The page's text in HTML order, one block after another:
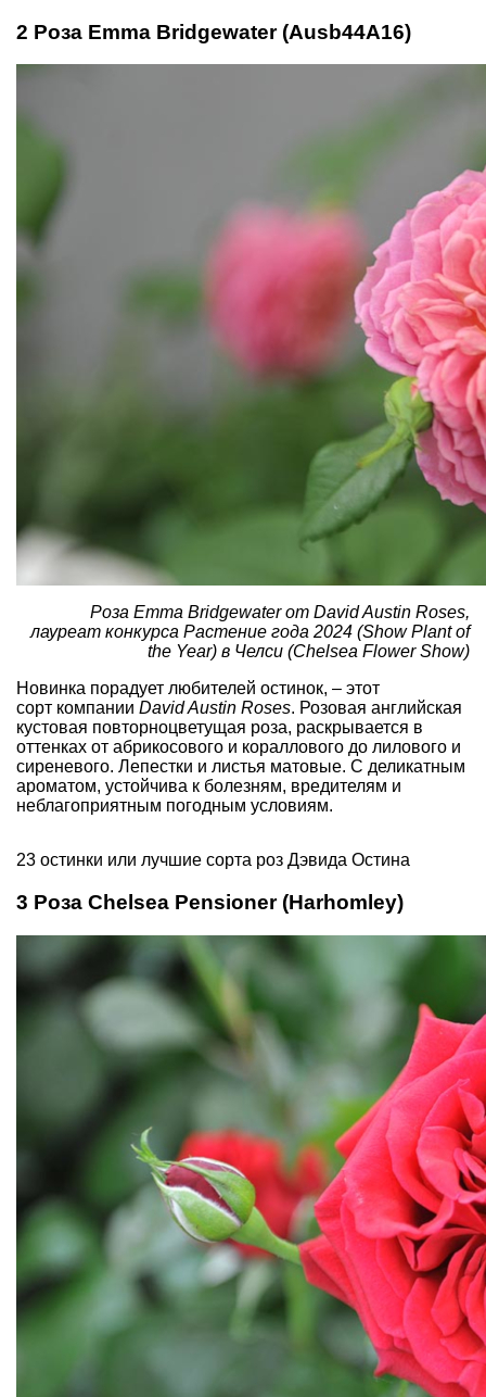
2 Роза Emma Bridgewater (Ausb44A16)
Роза Emma Bridgewater от David Austin Roses,
лауреат конкурса Растение года 2024 (Show Plant of
the Year) в Челси (Chelsea Flower Show)
Новинка порадует любителей остинок, – этот
сорт компании David Austin Roses. Розовая английская
кустовая повторноцветущая роза, раскрывается в
оттенках от абрикосового и кораллового до лилового и
сиреневого. Лепестки и листья матовые. С деликатным
ароматом, устойчива к болезням, вредителям и
неблагоприятным погодным условиям.
23 остинки или лучшие сорта роз Дэвида Остина
3 Роза Chelsea Pensioner (Harhomley)